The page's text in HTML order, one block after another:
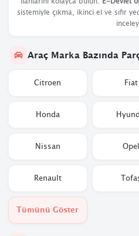
sistemiyle çıkma, ikinci el ve sıfır
Araç Marka Bazında
Citroen Fiat
Honda
Nissan Opel
Renault
Tümünü Göster